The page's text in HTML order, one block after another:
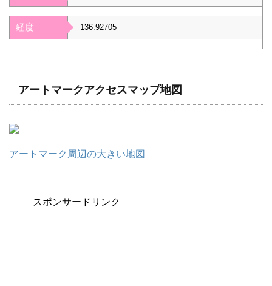
経度 136.92705
アートマークアクセスマップ地図
アートマーク周辺の大きい地図
スポンサードリンク